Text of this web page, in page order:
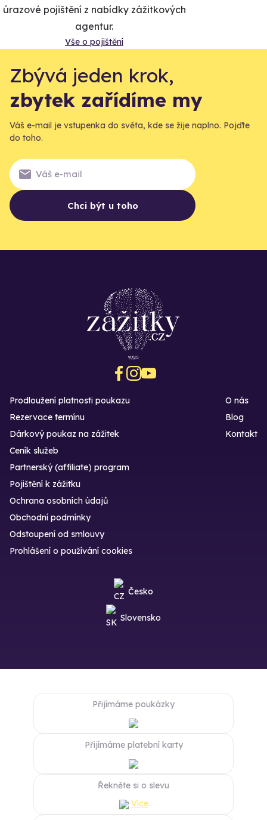
úrazové pojištění z nabídky zážitkových
agentur.
Vše o pojištění
Zbývá jeden krok,
zbytek zařídíme my
Váš e-mail je vstupenka do světa, kde se žije naplno. Pojďte
do toho.
Chci být u toho
Prodloužení platnosti poukazu
Rezervace termínu
Dárkový poukaz na zážitek
O nás
Blog
Kontakt
Ceník služeb
Partnerský (affiliate) program
Pojištění k zážitku
Ochrana osobních údajů
Obchodní podmínky
Odstoupení od smlouvy
Prohlášení o používání cookies
Česko
Slovensko
Přijímáme poukázky
Přijímáme platební karty
Řekněte si o slevu
Více